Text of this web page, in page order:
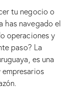
tu negocio o
has navegado el
operaciones y
paso? La
es una